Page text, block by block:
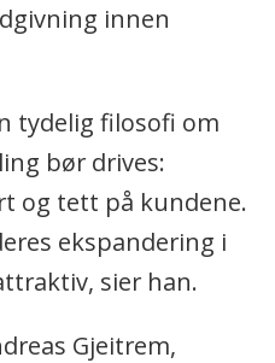
innen
tydelig filosofi om
bør drives:
og tett på kundene.
ekspandering i
sier han.
Gjeitrem,